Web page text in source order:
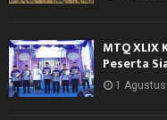
MTQ XLIX
Peserta
1